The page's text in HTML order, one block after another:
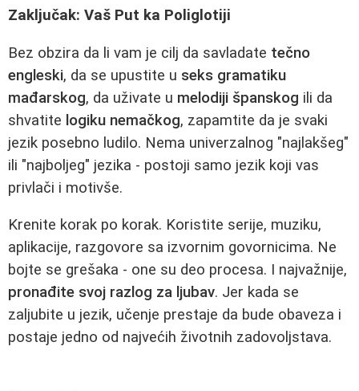
Zaključak: Vaš Put ka Poliglotiji
Bez obzira da li vam je cilj da savladate tečno
engleski, da se upustite u seks gramatiku
mađarskog, da uživate u melodiji španskog ili da
shvatite logiku nemačkog, zapamtite da je svaki
jezik posebno ludilo. Nema univerzalnog "najlakšeg"
ili "najboljeg" jezika - postoji samo jezik koji vas
privlači i motivše.
Krenite korak po korak. Koristite serije, muziku,
aplikacije, razgovore sa izvornim govornicima. Ne
bojte se grešaka - one su deo procesa. I najvažnije,
pronađite svoj razlog za ljubav. Jer kada se
zaljubite u jezik, učenje prestaje da bude obaveza i
postaje jedno od najvećih životnih zadovoljstava.